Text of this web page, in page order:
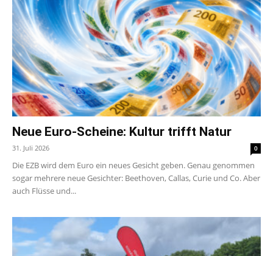
Neue Euro-Scheine: Kultur trifft Natur
31. Juli 2026 0
Die EZB wird dem Euro ein neues Gesicht geben. Genau genommen
sogar mehrere neue Gesichter: Beethoven, Callas, Curie und Co. Aber
auch Flüsse und...